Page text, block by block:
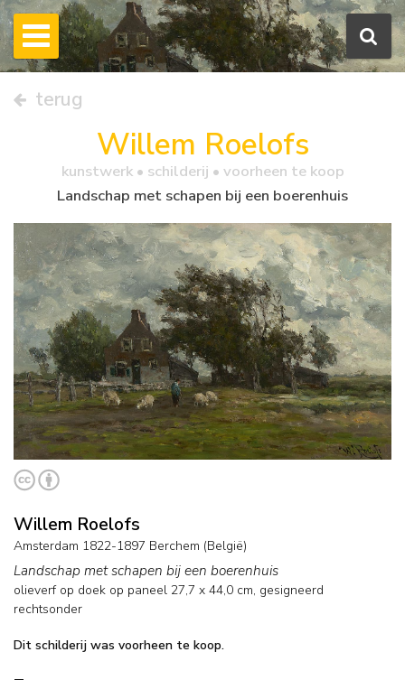
terug
Willem Roelofs
kunstwerk • schilderij • voorheen te koop
Landschap met schapen bij een boerenhuis
Willem Roelofs
Amsterdam 1822-1897 Berchem (België)
Landschap met schapen bij een boerenhuis
olieverf op doek op paneel 27,7 x 44,0 cm, gesigneerd
rechtsonder
Dit schilderij was voorheen te koop.